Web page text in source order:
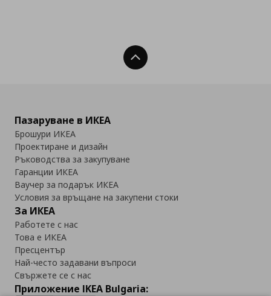
Нагоре
Пазаруване в ИКЕА
Брошури ИКЕА
Проектиране и дизайн
Ръководства за закупуване
Гаранции ИКЕА
Ваучер за подарък ИКЕА
Условия за връщане на закупени стоки
За ИКЕА
Работете с нас
Това е ИКЕА
Пресцентър
Най-често задавани въпроси
Свържете се с нас
Приложение IKEA Bulgaria: